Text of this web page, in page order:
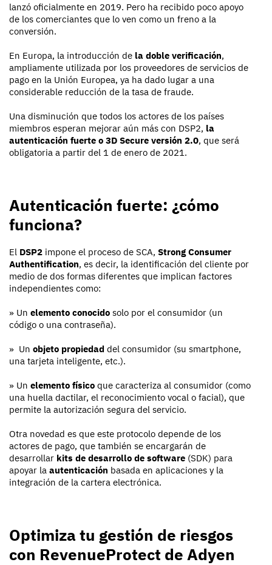
lanzó oficialmente en 2019. Pero ha recibido poco apoyo
de los comerciantes que lo ven como un freno a la
conversión.
En Europa, la introducción de la doble verificación,
ampliamente utilizada por los proveedores de servicios de
pago en la Unión Europea, ya ha dado lugar a una
considerable reducción de la tasa de fraude.
Una disminución que todos los actores de los países
miembros esperan mejorar aún más con DSP2, la
autenticación fuerte o 3D Secure versión 2.0, que será
obligatoria a partir del 1 de enero de 2021.
Autenticación fuerte: ¿cómo
funciona?
El DSP2 impone el proceso de SCA, Strong Consumer
Authentification, es decir, la identificación del cliente por
medio de dos formas diferentes que implican factores
independientes como:
» Un elemento conocido solo por el consumidor (un
código o una contraseña).
» Un objeto propiedad del consumidor (su smartphone,
una tarjeta inteligente, etc.).
» Un elemento físico que caracteriza al consumidor (como
una huella dactilar, el reconocimiento vocal o facial), que
permite la autorización segura del servicio.
Otra novedad es que este protocolo depende de los
actores de pago, que también se encargarán de
desarrollar kits de desarrollo de software (SDK) para
apoyar la autenticación basada en aplicaciones y la
integración de la cartera electrónica.
Optimiza tu gestión de riesgos
con RevenueProtect de Adyen